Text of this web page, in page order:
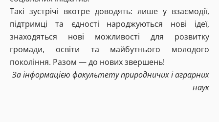
Такі зустрічі вкотре доводять: лише у взаємодії,
підтримці та єдності народжуються нові ідеї,
знаходяться нові можливості для розвитку
громади, освіти та майбутнього молодого
покоління. Разом — до нових звершень!
За інформацією факультету природничих і аграрних
наук